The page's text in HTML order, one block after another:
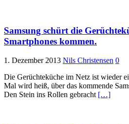
Samsung schürt die
Smartphones kommen.
1. Dezember 2013 Nils Christensen 0
Die Gerüchteküche im Netz ist wieder
Mal wird heiß, über das kommende
Den Stein ins Rollen gebracht […]